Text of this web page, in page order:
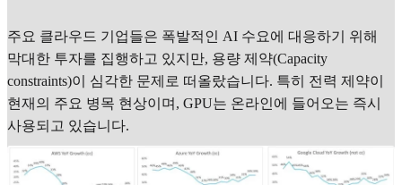
주요 클라우드 기업들은 폭발적인 AI 수요에 대응하기 위해
막대한 투자를 집행하고 있지만, 용량 제약(Capacity
constraints)이 심각한 문제로 떠올랐습니다. 특히 전력 제약이
현재의 주요 병목 현상이며, GPU는 온라인에 들어오는 즉시
사용되고 있습니다.